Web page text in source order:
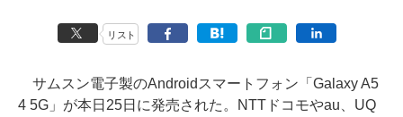
リスト
サムスン電子製のAndroidスマートフォン「Galaxy A5
4 5G」が本日25日に発売された。NTTドコモやau、UQ